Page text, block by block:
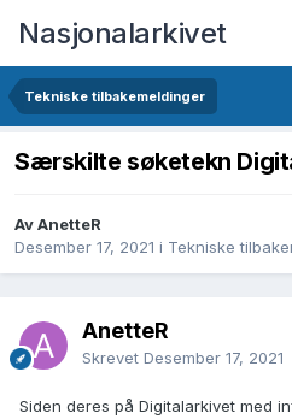
Nasjonalarkivet
Tekniske tilbakemeldinger
Særskilte søketekn
Av AnetteR
Desember 17, 2021 i Tekniske
AnetteR
Skrevet Desember 17, 2021
Siden deres på Digitalarkivet med